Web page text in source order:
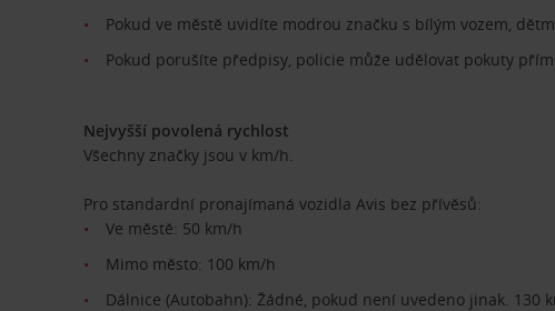
Pokud ve městě uvidíte modrou značku s bílým vozem,
Pokud porušíte předpisy, policie může udělovat pokuty
Nejvyšší povolená rychlost
Všechny značky jsou v km/h.
Pro standardní pronajímaná vozidla Avis bez přívěsů:
Ve městě: 50 km/h
Mimo město: 100 km/h
Dálnice (Autobahn): Žádné, pokud není uvedeno jinak. 130